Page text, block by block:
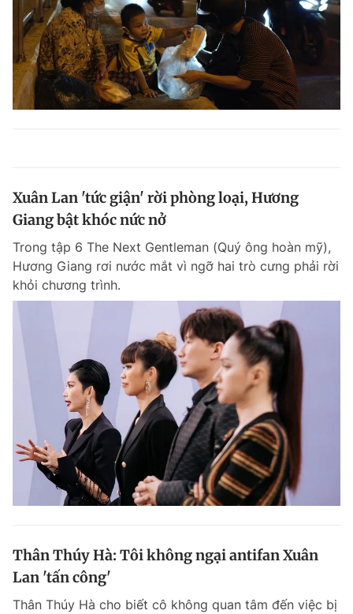
Xuân Lan 'tức giận' rời phòng loại, Hương
Giang bật khóc nức nở
Trong tập 6 The Next Gentleman (Quý ông hoàn mỹ),
Hương Giang rơi nước mắt vì ngỡ hai trò cưng phải rời
khỏi chương trình.
Thân Thúy Hà: Tôi không ngại antifan Xuân
Lan 'tấn công'
Thân Thúy Hà cho biết cô không quan tâm đến việc bị